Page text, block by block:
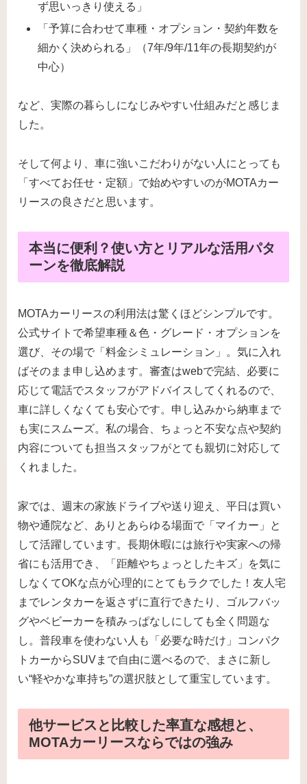
ず思いっきり使える」
「予算に合わせて車種・オプション・契約年数を
細かく決められる」（7年/9年/11年の長期契約が
中心）
など、実際の暮らしになじみやすい仕組みだと感じま
した。
そして何より、車に強いこだわりがない人にとっても
「すべてお任せ・定額」で始めやすいのがMOTAカー
リースの良さだと思います。
本当に便利？使い方とリアルな活用パタ
ーンを徹底解説
MOTAカーリースの利用法は驚くほどシンプルです。
公式サイトで希望車種＆色・グレード・オプションを
選び、その場で「料金シミュレーション」。気に入れ
ばそのまま申し込めます。審査はwebで完結、必要に
応じて電話でスタッフがアドバイスしてくれるので、
車に詳しくなくても安心です。申し込みから納車まで
も実にスムーズ。私の場合、ちょっと不安な点や契約
内容についても担当スタッフがとても親切に対応して
くれました。
家では、週末の家族ドライブや送り迎え、平日は買い
物や通院など、ありとあらゆる場面で「マイカー」と
して活躍しています。長期休暇には旅行や実家への帰
省にも活用でき、「距離やちょっとしたキズ」を気に
しなくてOKな点が心理的にとてもラクでした！友人宅
までレンタカーを返さずに直行できたり、ゴルフバッ
グやベビーカーを積みっぱなしにしても全く問題な
し。普段車を使わない人も「必要な時だけ」コンパク
トカーからSUVまで自由に選べるので、まさに新し
い“軽やかな車持ち”の選択肢として重宝しています。
他サービスと比較した率直な感想と、
MOTAカーリースならではの強み